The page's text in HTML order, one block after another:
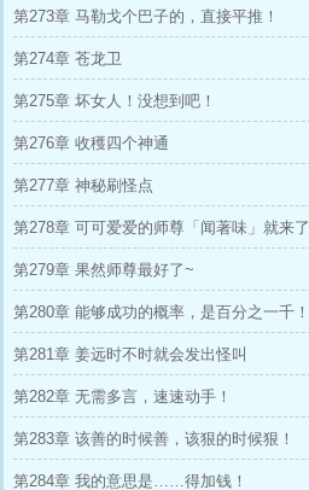
第273章 马勒戈个巴子的，直接平推！
第274章 苍龙卫
第275章 坏女人！没想到吧！
第276章 收穫四个神通
第277章 神秘刷怪点
第278章 可可爱爱的师尊「闻著味」就来了
第279章 果然师尊最好了~
第280章 能够成功的概率，是百分之一千！
第281章 姜远时不时就会发出怪叫
第282章 无需多言，速速动手！
第283章 该善的时候善，该狠的时候狠！
第284章 我的意思是……得加钱！